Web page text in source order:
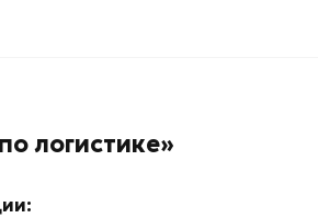
логистике»